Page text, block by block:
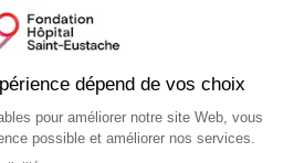
Sauvé,
J7R 5B1